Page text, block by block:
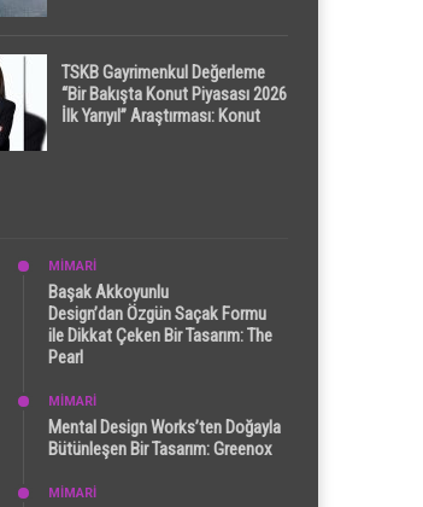
TSKB Gayrimenkul Değerleme
“Bir Bakışta Konut Piyasası 2026
İlk Yarıyıl” Araştırması: Konut
MİMARİ
Başak Akkoyunlu
Design’dan Özgün Saçak Formu
ile Dikkat Çeken Bir Tasarım: The
Pearl
MİMARİ
Mental Design Works’ten Doğayla
Bütünleşen Bir Tasarım: Greenox
MİMARİ